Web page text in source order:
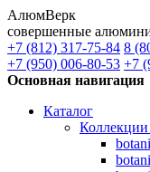
АлюмВерк
совершенные
+7 (812) 317-75-84 8
+7 (950) 006-80-53 +7
Основная навигация
Каталог